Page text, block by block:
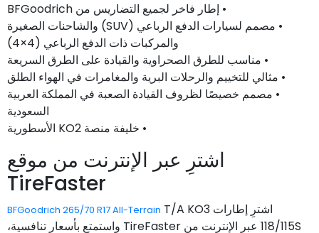
• إطار فاخر لجميع التضاريس من BFGoodrich
• مصمم لسيارات الدفع الرباعي (SUV) والشاحنات الصغيرة
والمركبات ذات الدفع الرباعي (4×4)
• مناسب للطرق الصحراوية والقيادة على الطرق السريعة
• مثالي للتخييم والرحلات البرية والمغامرات في الهواء الطلق
• مصمم خصيصًا لظروف القيادة الصعبة في المملكة العربية
السعودية
• خليفة منصة KO2 الأسطورية
اشترِ عبر الإنترنت من موقع
TireFaster
اشترِ إطارات BFGoodrich 265/70 R17 All-Terrain T/A KO3
118/115S عبر الإنترنت من TireFaster واستمتع بأسعار تنافسية،